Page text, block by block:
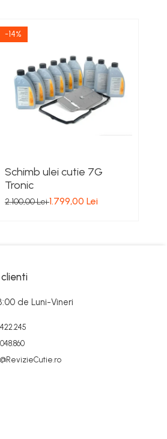
-14%
Schimb ulei cutie 7G
Tronic
2.100,00 Lei1.799,00 Lei
de Luni-Vineri